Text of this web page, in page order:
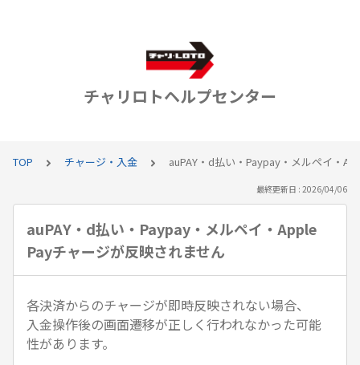
チャリロトヘルプセンター
TOP チャージ・入金 auPAY・d払い・Paypay・メルペイ・
最終更新日 : 2026/04/06
auPAY・d払い・Paypay・メルペイ・Apple
Payチャージが反映されません
各決済からのチャージが即時反映されない場合、
入金操作後の画面遷移が正しく行われなかった可能
性があります。